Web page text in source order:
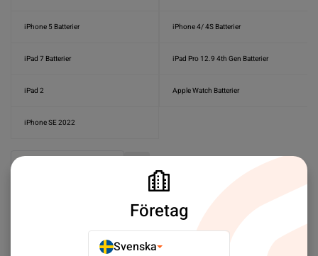
iPhone 5 Batterier iPhone 4/ 4S Batterier
iPad 7 Batterier iPad Pro 12.9 4th Gen Batterier
iPad 2 Apple Watch Batterier
iPhone SE 2022
Stigande ordning
Företag
Svenska